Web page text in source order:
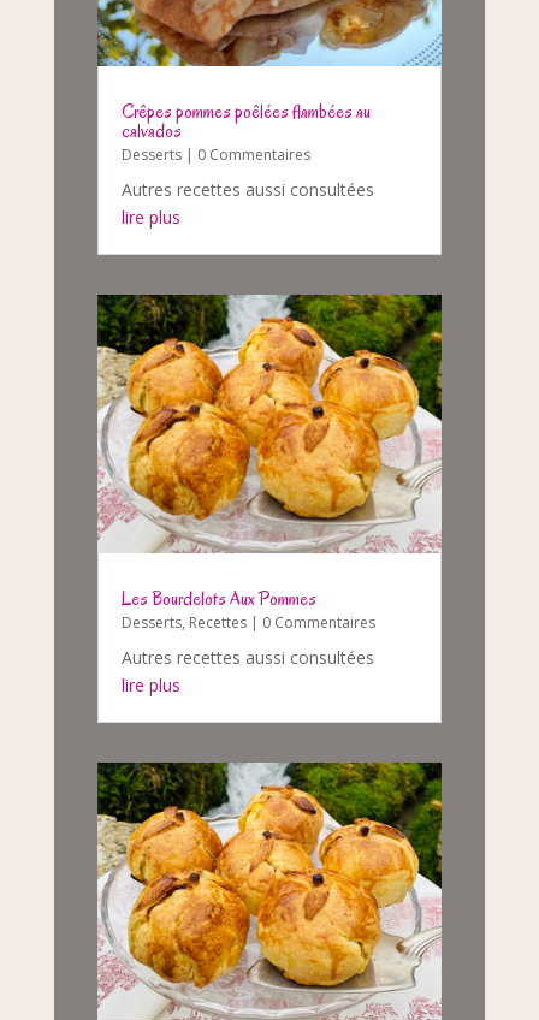
Crêpes pommes poêlées flambées au
calvados
Desserts| 0 Commentaires
Autres recettes aussi consultées
lire plus
Les Bourdelots Aux Pommes
Desserts, Recettes| 0 Commentaires
Autres recettes aussi consultées
lire plus